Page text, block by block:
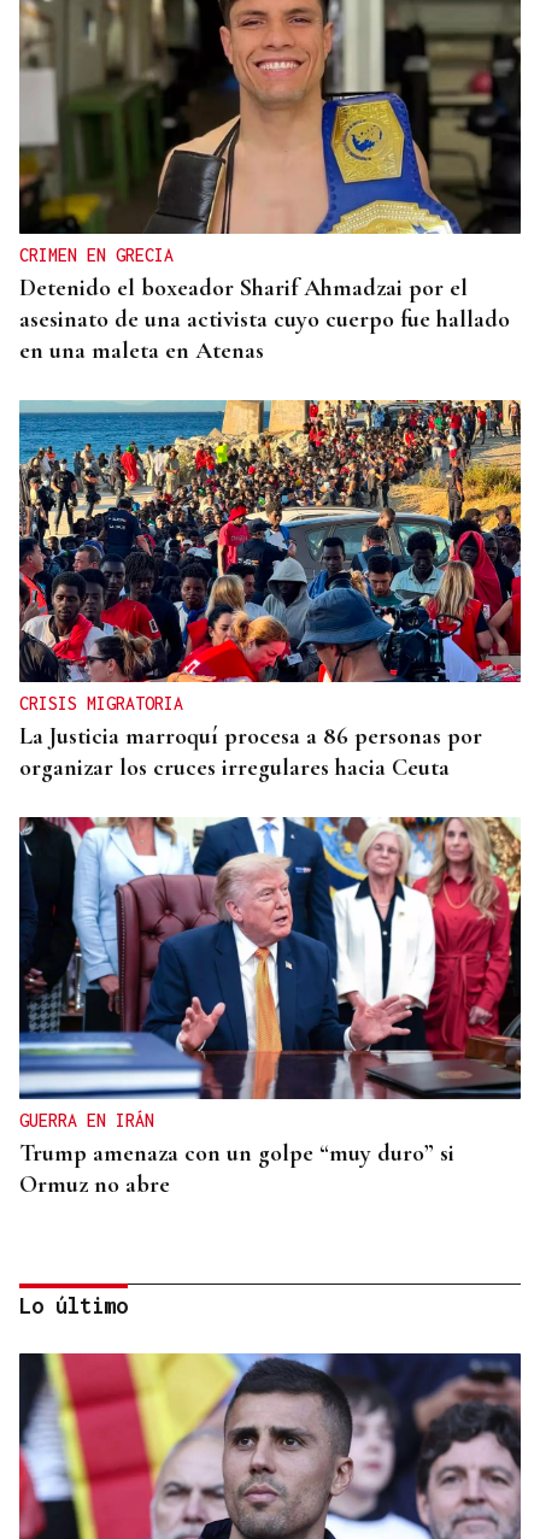
CRIMEN EN GRECIA
Detenido el boxeador Sharif Ahmadzai por el
asesinato de una activista cuyo cuerpo fue hallado
en una maleta en Atenas
CRISIS MIGRATORIA
La Justicia marroquí procesa a 86 personas por
organizar los cruces irregulares hacia Ceuta
GUERRA EN IRÁN
Trump amenaza con un golpe “muy duro” si
Ormuz no abre
Lo último